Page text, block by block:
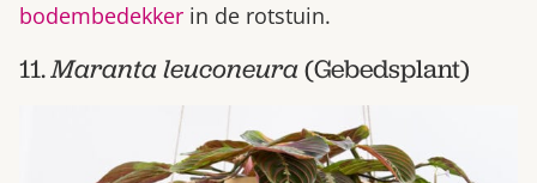
bodembedekker in de rotstuin.
11.Maranta leuconeura(Gebedsplant)